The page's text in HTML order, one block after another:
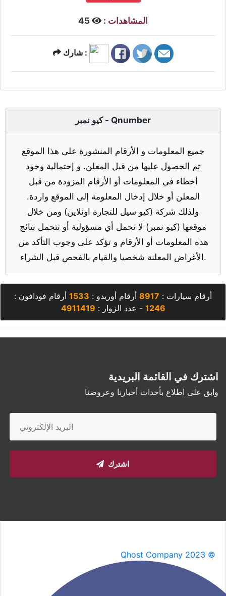
المشاهدات :
شارك :
كيو نمبر - Qnumber
جميع المعلومات و الأرقام المنشورة على هذا الموقع
تم الحصول عليها من قبل المعلن. و إحتمالية وجود
أخطاء في المعلومات أو الأرقام المزودة من قبل
المعلن أو خلال إدخال المعلومة إلى الموقع واردة.
ولذلك شركة (كيو سيل للتجارة اونلاين) ومن خلال
موقعها (كيو نمبر) لا تحمل أي مسؤولية أو تتحمل نتائج
هذه المعلومات أو الأرقام و تؤكد على وجوب التأكد من
الأغراض المعلنة شخصيا والقيام بالفحص قبل الشراء.
أرقام سيارات : 8917 أرقام أوريدو : 1533 أرقام فودافون :
1246 - عدد الزوار : 4911419
اشترك في القائمة البريدية
وابق على اطلاع بأحداث أخبارنا وعروضنا
اشترك
Qhost Company 2023 ©